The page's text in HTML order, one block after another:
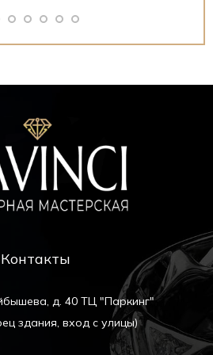
Контакты
д. 40 ТЦ "Паркинг"
здания, вход с улицы)